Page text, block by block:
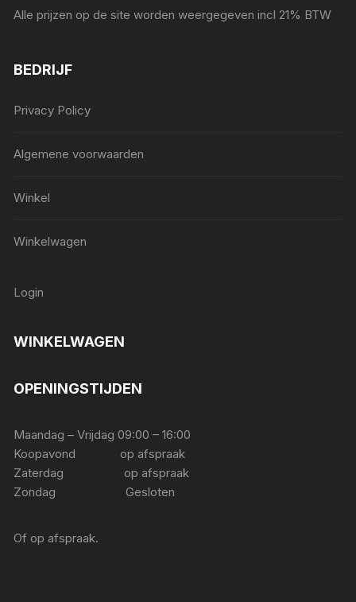
Alle prijzen op de site worden weergegeven incl 21% BTW
BEDRIJF
Privacy Policy
Algemene voorwaarden
Winkel
Winkelwagen
Login
WINKELWAGEN
OPENINGSTIJDEN
Maandag – Vrijdag 09:00 – 16:00
Koopavond op afspraak
Zaterdag op afspraak
Zondag Gesloten
Of op afspraak.